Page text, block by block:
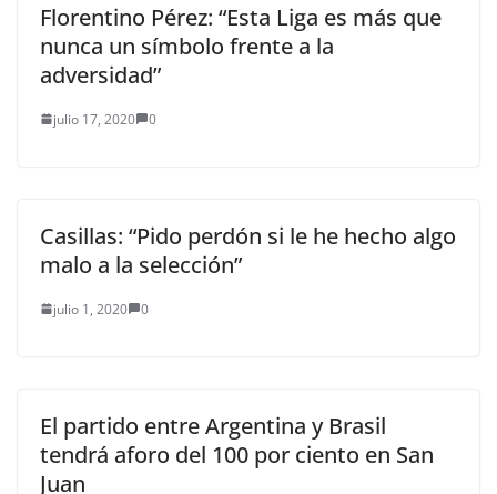
Florentino Pérez: “Esta Liga es más que
nunca un símbolo frente a la
adversidad”
julio 17, 2020 0
Casillas: “Pido perdón si le he hecho algo
malo a la selección”
julio 1, 2020 0
El partido entre Argentina y Brasil
tendrá aforo del 100 por ciento en San
Juan